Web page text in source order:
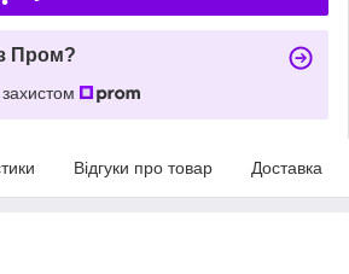
Пром?
Відгуки про товар Доставка